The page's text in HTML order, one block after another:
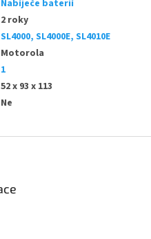
Nabíječe baterií
2 roky
SL4000, SL4000E, SL4010E
Motorola
1
52 x 93 x 113
Ne